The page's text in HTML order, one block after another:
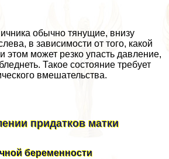
обычно тянущие, внизу
в зависимости от того, какой
этом может резко упасть давление,
Такое состояние требует
вмешательства.
придатков матки
беременности